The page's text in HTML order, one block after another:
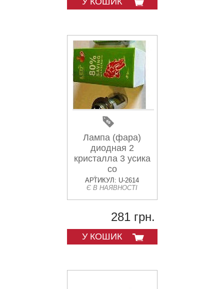
Лампа (фара)
диодная 2
кристалла 3 усика
со
стабилизатором
(LED) MIS
АРТИКУЛ: U-2614
Є В НАЯВНОСТІ
281 грн.
У КОШИК